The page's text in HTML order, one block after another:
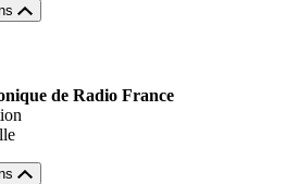
de Radio France